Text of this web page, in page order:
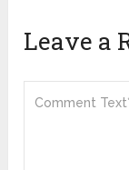
Leave a